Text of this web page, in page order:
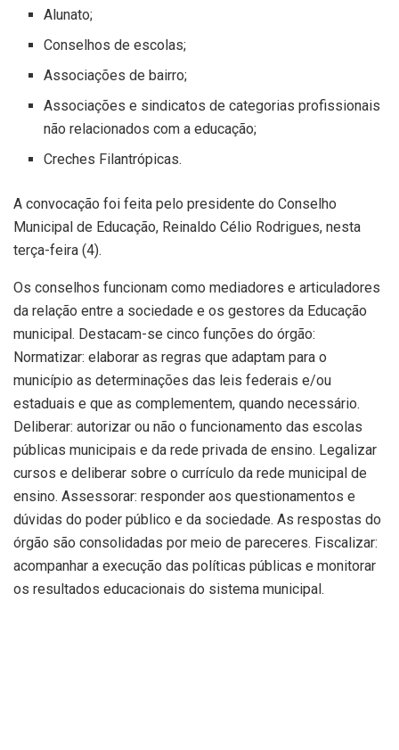
Alunato;
Conselhos de escolas;
Associações de bairro;
Associações e sindicatos de categorias profissionais
não relacionados com a educação;
Creches Filantrópicas.
A convocação foi feita pelo presidente do Conselho
Municipal de Educação, Reinaldo Célio Rodrigues, nesta
terça-feira (4).
Os conselhos funcionam como mediadores e articuladores
da relação entre a sociedade e os gestores da Educação
municipal. Destacam-se cinco funções do órgão:
Normatizar: elaborar as regras que adaptam para o
município as determinações das leis federais e/ou
estaduais e que as complementem, quando necessário.
Deliberar: autorizar ou não o funcionamento das escolas
públicas municipais e da rede privada de ensino. Legalizar
cursos e deliberar sobre o currículo da rede municipal de
ensino. Assessorar: responder aos questionamentos e
dúvidas do poder público e da sociedade. As respostas do
órgão são consolidadas por meio de pareceres. Fiscalizar:
acompanhar a execução das políticas públicas e monitorar
os resultados educacionais do sistema municipal.